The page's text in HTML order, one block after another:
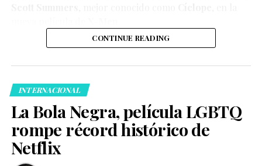
CONTINUE READING
INTERNACIONAL
La Bola Negra, película LGBTQ
rompe récord histórico de
Netflix